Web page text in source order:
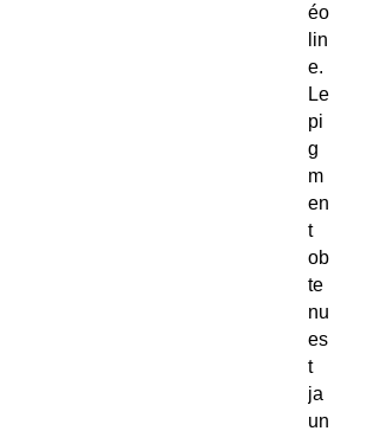
éo
lin
e.
Le
pi
g
m
en
t
ob
te
nu
es
t
ja
un